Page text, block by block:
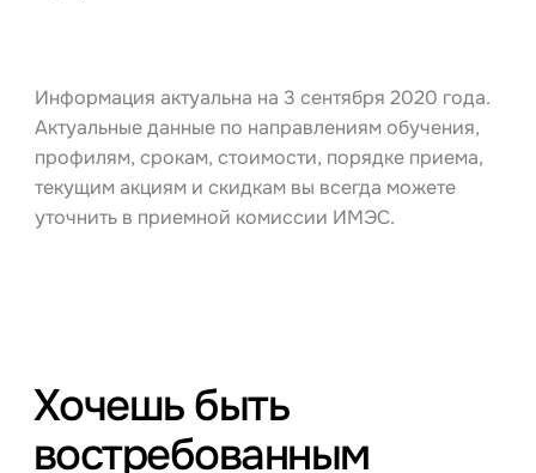
Информация актуальна на 3 сентября 2020 года.
Актуальные данные по направлениям обучения,
профилям, срокам, стоимости, порядке приема,
текущим акциям и скидкам вы всегда можете
уточнить в приемной комиссии ИМЭС.
Хочешь быть
востребованным